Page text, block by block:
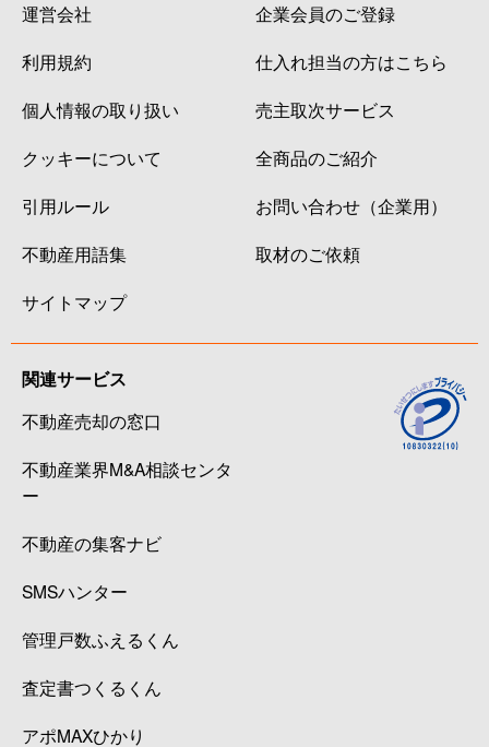
運営会社
利用規約
個人情報の取り扱い
クッキーについて
引用ルール
不動産用語集
サイトマップ
企業会員のご登録
仕入れ担当の方はこちら
売主取次サービス
全商品のご紹介
お問い合わせ（企業用）
取材のご依頼
関連サービス
不動産売却の窓口
不動産業界M&A相談センタ
ー
不動産の集客ナビ
SMSハンター
管理戸数ふえるくん
査定書つくるくん
アポMAXひかり